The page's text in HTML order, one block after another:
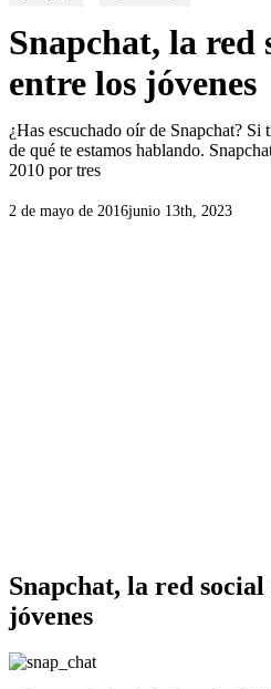
Snapchat, la red
entre los jóvenes
¿Has escuchado oír de Snapchat? Si
de qué te estamos hablando.
2010 por tres
2 de mayo de 2016junio 13th, 2023
Snapchat, la red
jóvenes